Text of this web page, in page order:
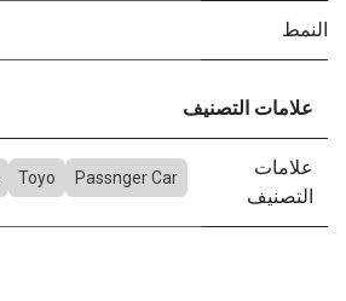
النمط
علامات التصنيف
علامات
التصنيف
Passnger Car
Toyo